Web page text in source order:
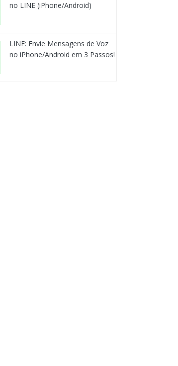
no LINE (iPhone/Android)
LINE: Envie Mensagens de Voz
no iPhone/Android em 3 Passos!